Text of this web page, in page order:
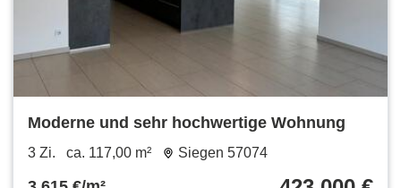
Moderne und sehr hochwertige Wohnung
3 Zi. ca. 117,00 m² Siegen 57074